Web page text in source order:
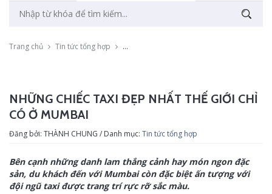
Trang chủ Tin tức tổng hợp Những chiếc taxi đẹp nhất Thế giới chỉ có ở
NHỮNG CHIẾC TAXI ĐẸP NHẤT THẾ GIỚI CHỈ
CÓ Ở MUMBAI
Đăng bởi: THÀNH CHUNG / Danh mục: Tin tức tổng hợp
Bên cạnh những danh lam thắng cảnh hay món ngon đặc
sản, du khách đến với Mumbai còn đặc biệt ấn tượng với
đội ngũ taxi được trang trí rực rỡ sắc màu.